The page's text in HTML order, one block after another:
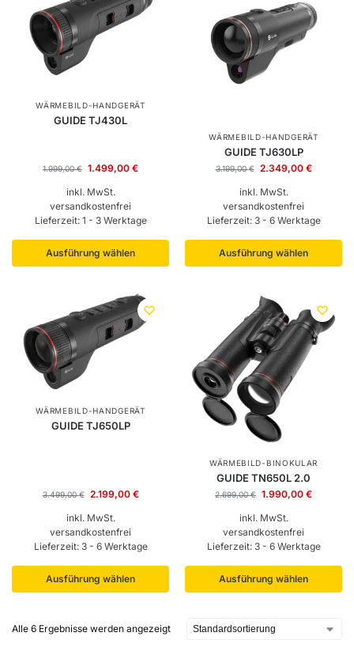
WÄRMEBILD-HANDGERÄT
GUIDE TJ430L
1.999,00€ 1.499,00 €
inkl. MwSt.
versandkostenfrei
Lieferzeit: 1 - 3 Werktage
Ausführung wählen
WÄRMEBILD-HANDGERÄT
GUIDE TJ630LP
3.199,00€ 2.349,00 €
inkl. MwSt.
versandkostenfrei
Lieferzeit: 3 - 6 Werktage
Ausführung wählen
WÄRMEBILD-HANDGERÄT
GUIDE TJ650LP
3.499,00€ 2.199,00 €
inkl. MwSt.
versandkostenfrei
Lieferzeit: 3 - 6 Werktage
Ausführung wählen
WÄRMEBILD-BINOKULAR
GUIDE TN650L 2.0
2.699,00€ 1.990,00 €
inkl. MwSt.
versandkostenfrei
Lieferzeit: 3 - 6 Werktage
Ausführung wählen
Alle 6 Ergebnisse werden angezeigt